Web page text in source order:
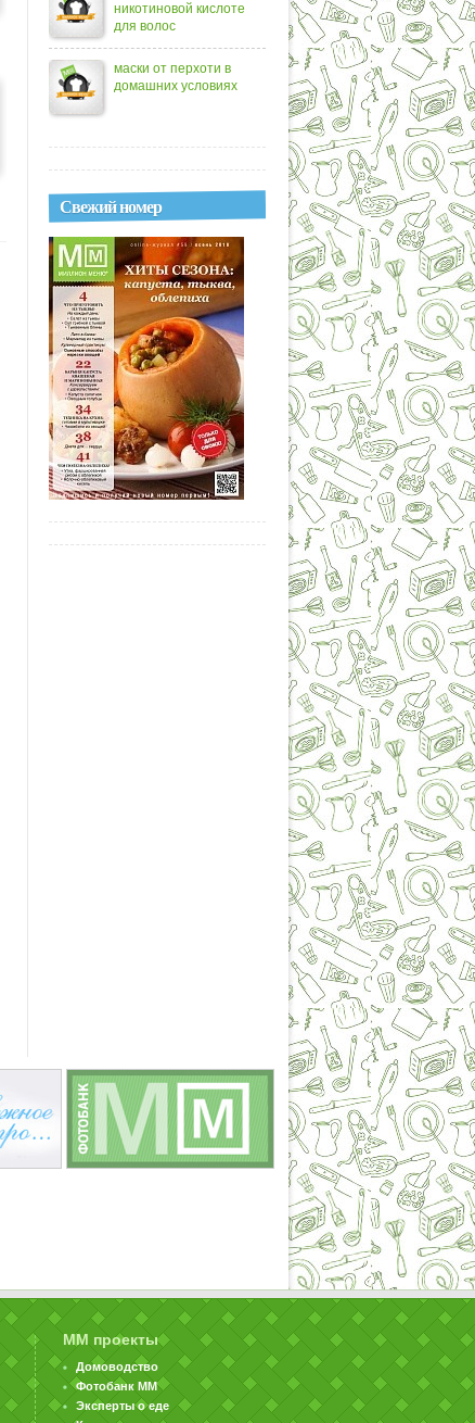
никотиновой кислоте
для волос
маски от перхоти в
домашних условиях
Свежий номер
ММ проекты
Домоводство
Фотобанк ММ
Эксперты о еде